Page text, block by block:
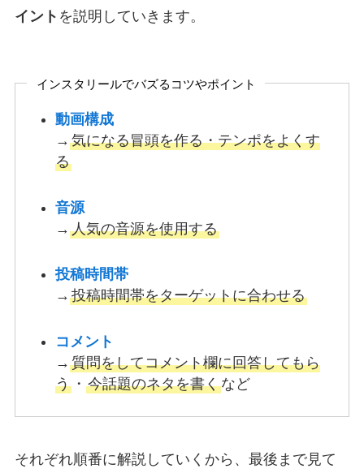
イント を説明していきます。
インスタリールでバズるコツやポイント
動画構成
→気になる冒頭を作る・テンポをよくす
る
音源
→人気の音源を使用する
投稿時間帯
→投稿時間帯をターゲットに合わせる
コメント
→質問をしてコメント欄に回答してもら
う ・今話題のネタを書くなど
それぞれ順番に解説していくから、最後まで見て